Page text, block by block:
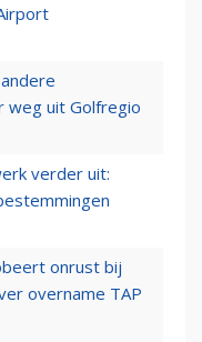
weg uit Golfregio
verder uit:
onrust bij
overname TAP